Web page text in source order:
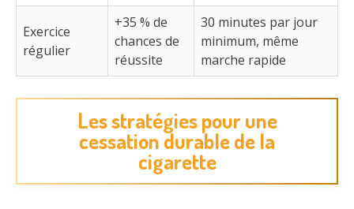
Exercice
régulier
+35 % de
chances de
réussite
30 minutes par jour
minimum, même
marche rapide
Les stratégies pour une
cessation durable de la
cigarette